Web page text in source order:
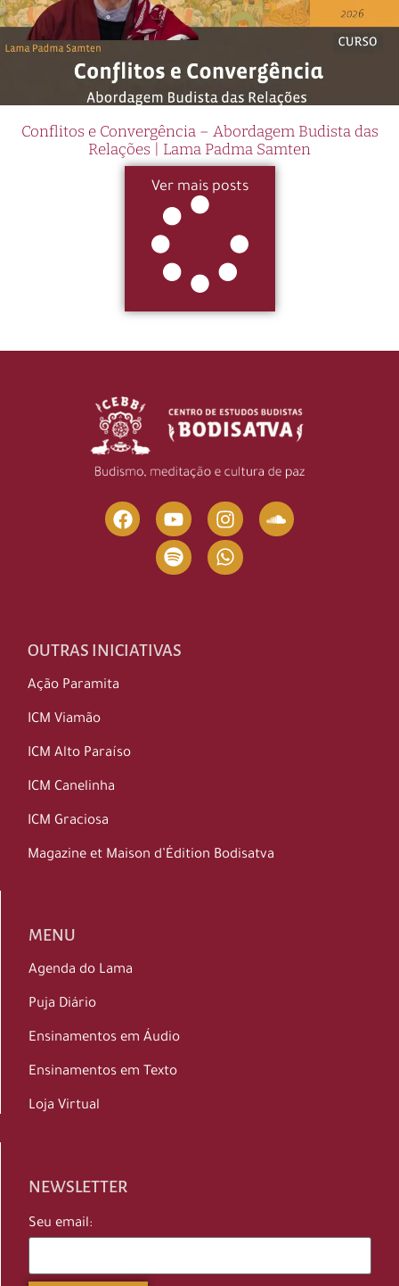
Conflitos e Convergência – Abordagem Budista das
Relações | Lama Padma Samten
Ver mais posts
OUTRAS INICIATIVAS
Ação Paramita
ICM Viamão
ICM Alto Paraíso
ICM Canelinha
ICM Graciosa
Magazine et Maison d’Édition Bodisatva
MENU
Agenda do Lama
Puja Diário
Ensinamentos em Áudio
Ensinamentos em Texto
Loja Virtual
NEWSLETTER
Seu email: